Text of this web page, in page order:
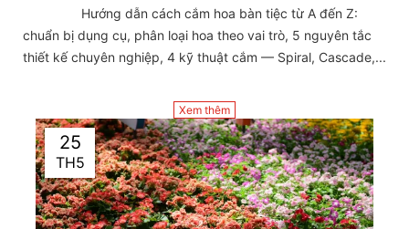
chuẩn bị dụng cụ, phân loại hoa theo vai trò, 5 nguyên tắc
thiết kế chuyên nghiệp, 4 kỹ thuật cắm — Spiral, Cascade,...
Xem thêm
25
TH5